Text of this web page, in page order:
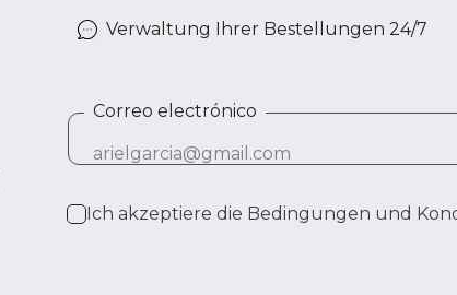
Verwaltung Ihrer Bestellungen 24/7
Correo electrónico
Ich akzeptiere die Bedingungen und